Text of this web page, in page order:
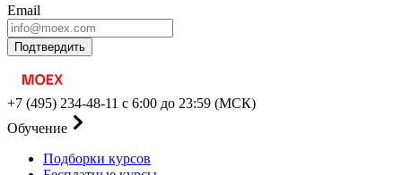
Email
Подтвердить
+7 (495) 234-48-11 с 6:00 до 23:59 (МСК)
Обучение
Подборки курсов